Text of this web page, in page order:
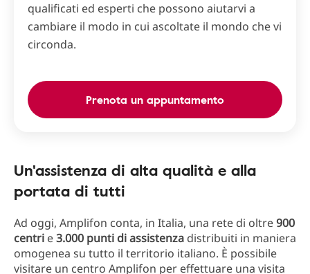
qualificati ed esperti che possono aiutarvi a
cambiare il modo in cui ascoltate il mondo che vi
circonda.
Prenota un appuntamento
Un'assistenza di alta qualità e alla
portata di tutti
Ad oggi, Amplifon conta, in Italia, una rete di oltre900
centri e3.000 punti di assistenza distribuiti in maniera
omogenea su tutto il territorio italiano. È possibile
visitare un centro Amplifon per effettuare una visita